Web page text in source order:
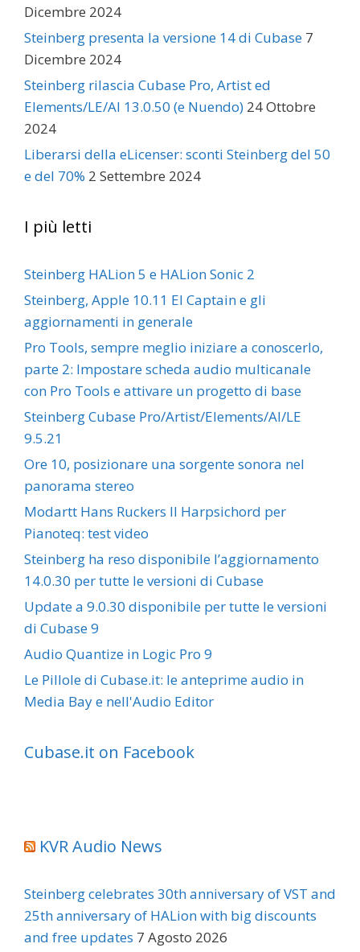
Dicembre 2024
Steinberg presenta la versione 14 di Cubase 7
Dicembre 2024
Steinberg rilascia Cubase Pro, Artist ed
Elements/LE/AI 13.0.50 (e Nuendo) 24 Ottobre
2024
Liberarsi della eLicenser: sconti Steinberg del 50
e del 70% 2 Settembre 2024
I più letti
Steinberg HALion 5 e HALion Sonic 2
Steinberg, Apple 10.11 El Captain e gli
aggiornamenti in generale
Pro Tools, sempre meglio iniziare a conoscerlo,
parte 2: Impostare scheda audio multicanale
con Pro Tools e attivare un progetto di base
Steinberg Cubase Pro/Artist/Elements/AI/LE
9.5.21
Ore 10, posizionare una sorgente sonora nel
panorama stereo
Modartt Hans Ruckers II Harpsichord per
Pianoteq: test video
Steinberg ha reso disponibile l’aggiornamento
14.0.30 per tutte le versioni di Cubase
Update a 9.0.30 disponibile per tutte le versioni
di Cubase 9
Audio Quantize in Logic Pro 9
Le Pillole di Cubase.it: le anteprime audio in
Media Bay e nell'Audio Editor
Cubase.it on Facebook
KVR Audio News
Steinberg celebrates 30th anniversary of VST and
25th anniversary of HALion with big discounts
and free updates 7 Agosto 2026